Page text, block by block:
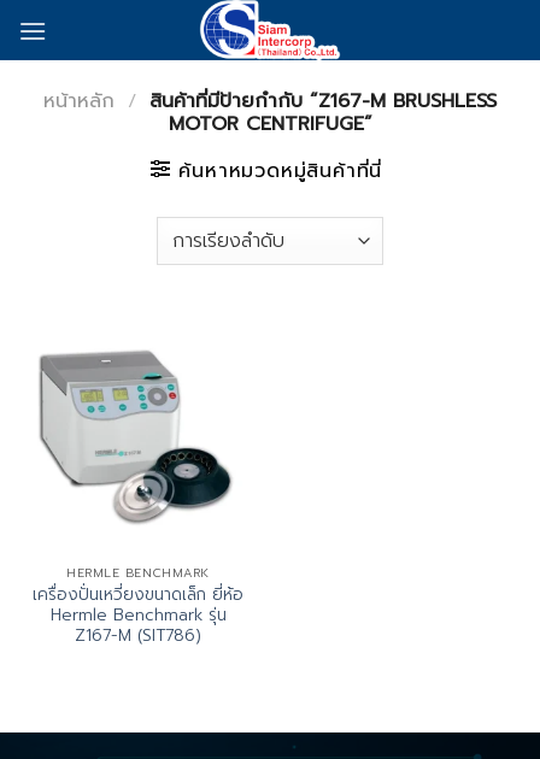
หน้าหลัก / สินค้าที่มีป้ายกำกับ “Z167-M BRUSHLESS
MOTOR CENTRIFUGE”
ค้นหาหมวดหมู่สินค้าที่นี่
HERMLE BENCHMARK
เครื่องปั่นเหวี่ยงขนาดเล็ก ยี่ห้อ
Hermle Benchmark รุ่น
Z167-M (SIT786)